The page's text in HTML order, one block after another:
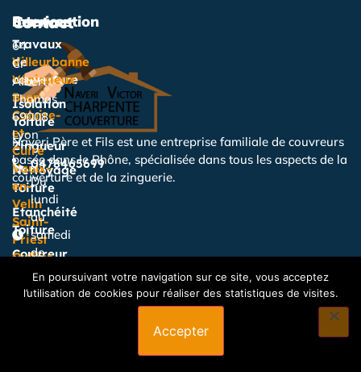
Naveri Père et Fils est une entreprise familiale de couvreurs
basée dans le Rhône, spécialisée dans tous les aspects de la
couverture et de la zinguerie.
Services
Travaux
de
couverture
Isolation
Toiture
Zingueur
Nettoyage
Toiture
Étanchéité
Toiture
Couvreur
Charpentier
Intervention
Villeurbanne
Vénissieux
Bron
Caluire-
et-
Cuire
Vaulx-
en-
Velin
Saint-
Priest
Oullins
Écully
Tassin-
Contact
64
Cr
Albert
Thomas,
69008
Lyon
0478465699
Du
lundi
au
samedi
de
8h00 à
21h
En poursuivant votre navigation sur ce site, vous acceptez
l’utilisation de cookies pour réaliser des statistiques de visites.
Accepter